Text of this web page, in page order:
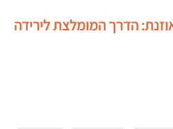
הדרך המומלצת לירידה